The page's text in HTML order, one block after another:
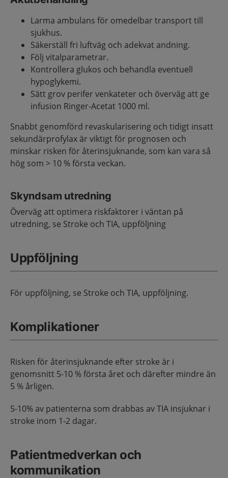
Larma ambulans för omedelbar transport till
sjukhus.
Säkerställ fri luftväg och adekvat andning.
Följ vitalparametrar.
Kontrollera glukos och behandla eventuell
hypoglykemi.
Sätt grov perifer venkateter och överväg att ge
infusion Ringer-Acetat 1000 ml.
Snabbt genomförd revaskularisering och tidigt insatt
sekundärprofylax är viktigt för prognosen och
minskar risken för återinsjuknande, som kan vara så
hög som > 10 % första veckan.
Skyndsam utredning
Överväg att optimera riskfaktorer i väntan på
utredning, se Stroke och TIA, uppföljning
Uppföljning
För uppföljning, se Stroke och TIA, uppföljning.
Komplikationer
Risken för återinsjuknande efter stroke är i
genomsnitt 5-10 % första året och därefter mindre än
5 % årligen.
5-10% av patienterna som drabbas av TIA insjuknar i
stroke inom 1-2 dagar.
Patientmedverkan och
kommunikation